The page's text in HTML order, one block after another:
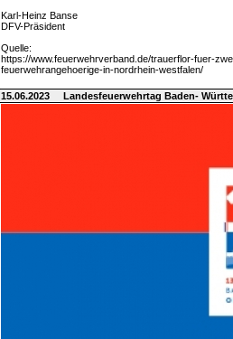
Karl-Heinz Banse
DFV-Präsident
Quelle:
https://www.feuerwehrverband.de/trauerflor-fuer-
feuerwehrangehoerige-in-nordrhein-westfalen/
15.06.2023 Landesfeuerwehrtag Baden-